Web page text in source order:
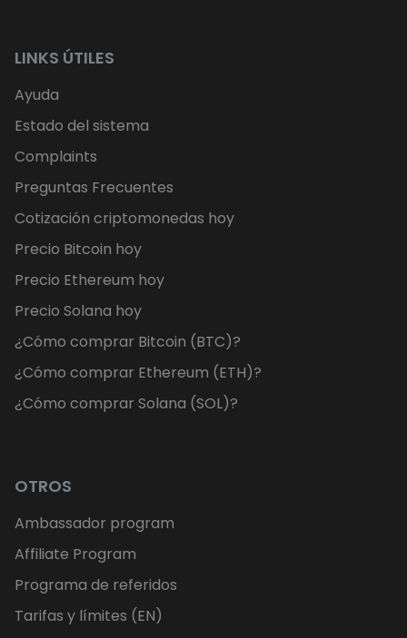
LINKS ÚTILES
Ayuda
Estado del sistema
Complaints
Preguntas Frecuentes
Cotización criptomonedas hoy
Precio Bitcoin hoy
Precio Ethereum hoy
Precio Solana hoy
¿Cómo comprar Bitcoin (BTC)?
¿Cómo comprar Ethereum (ETH)?
¿Cómo comprar Solana (SOL)?
OTROS
Ambassador program
Affiliate Program
Programa de referidos
Tarifas y límites (EN)